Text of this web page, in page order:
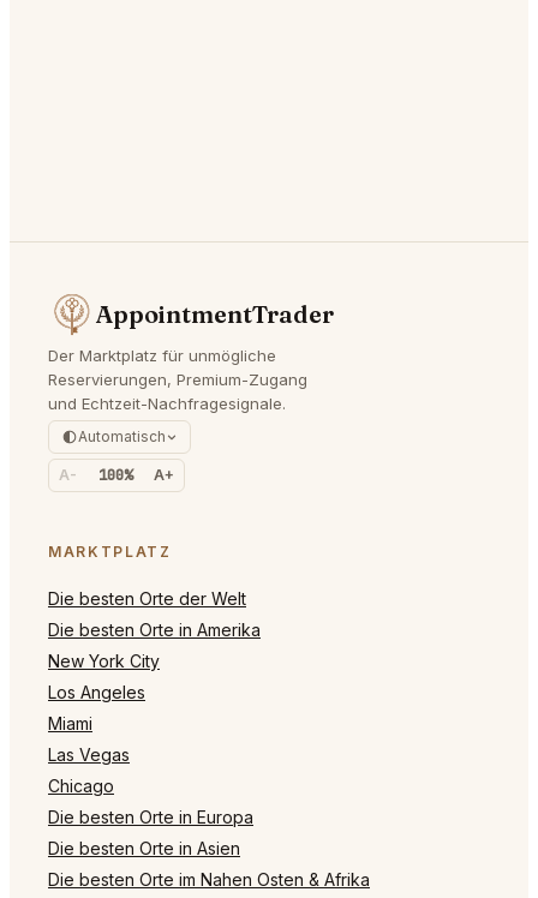
AppointmentTrader
Der Marktplatz für unmögliche
Reservierungen, Premium-Zugang
und Echtzeit-Nachfragesignale.
Automatisch
A- 100% A+
MARKTPLATZ
Die besten Orte der Welt
Die besten Orte in Amerika
New York City
Los Angeles
Miami
Las Vegas
Chicago
Die besten Orte in Europa
Die besten Orte in Asien
Die besten Orte im Nahen Osten & Afrika